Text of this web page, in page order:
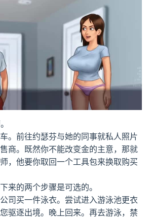
。前往约瑟芬与她的同事就私人照片
商。既然你不能改变金的主意，那就
，他要你取回一个工具包来换取购买
来的两个步骤是可选的。
司买一件泳衣。尝试进入游泳池更衣
驱逐出境。晚上回来。再去游泳，禁